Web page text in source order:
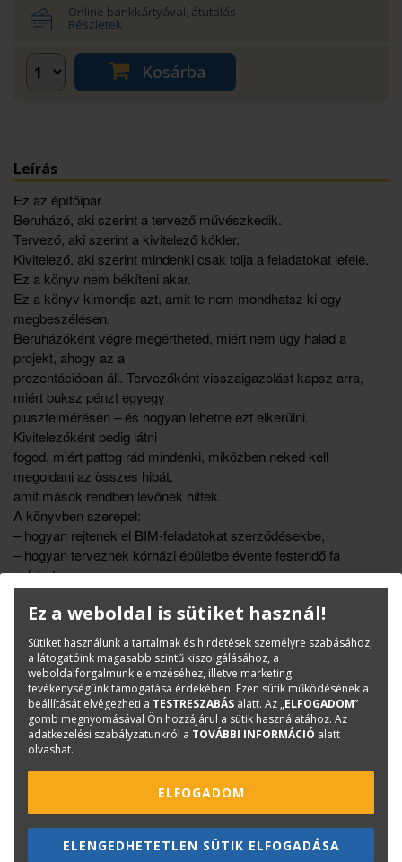
Online bankkártyával, átutalás
Részletek
Kosárba
Leírás
Ez az építőipar.
Beruházó, aki szerint a tervező művészkedik.
Tervező, aki szerint a kivitelező kókler.
Kivitelező, aki szerint mindenki csak tolja a feladatokat lefelé.
Ez a könyv nem békíteni akar.
Ez a könyv kimondja azt, amit te nem mondhatsz ki egy
megbeszélésen.
Beruházóként végre megértheted, miért nem úgy halad a
projekt, ahogy az a
prezentációban áll. Tervezőként visszaigazolást kapsz arra,
miért buksz pénzt egyegy
pluszfelmérésen – és hogyan lehetne ezt elkerülni.
Kivitelezőként pedig látni
fogod, miért pattog rád mindenki, miközben neked kell
megoldani az összes hibát,
amit mások rendben lévőnek hittek.
A könyvben szerepel:
– hogyan rejtenek el BIM-feladatokat szerződésekbe,
– hogyan terveznek kórházi épületbe évente festendő fa
ablakot,
– hogyan válik a „BIM-ben kérem” egy visszalépéssé a 2000-es
évekbe,
– hogyan tart életben egy kastélyt a benne hagyott vak lány
szelleme,
– és hogyan lehet drónnal hidat építeni.
Ez nem elmélet. Ez nem esettanulmány.
Ez a valóság – pontfelhőkkel, mérésekkel, vitákkal, fel nem tett
kérdésekkel és
elszalasztott lehetőségekkel.
Ha valaha is úgy érezted, hogy te látod jól – de senki nem
hallgat rád, akkor ez a
könyv a te visszaigazolásod.
És a többieknek a tükör…
Ez a weboldal is sütiket használ!
Sütiket használunk a tartalmak és hirdetések személyre szabásához,
a látogatóink magasabb szintű kiszolgálásához, a
weboldalforgalmunk elemzéséhez, illetve marketing
tevékenységünk támogatása érdekében. Ezen sütik működésének a
beállítását elvégezheti a TESTRESZABÁS alatt. Az „ELFOGADOM”
gomb megnyomásával Ön hozzájárul a sütik használatához. Az
adatkezelési szabályzatunkról a TOVÁBBI INFORMÁCIÓ alatt
olvashat.
ELFOGADOM
ELENGEDHETETLEN SÜTIK ELFOGADÁSA